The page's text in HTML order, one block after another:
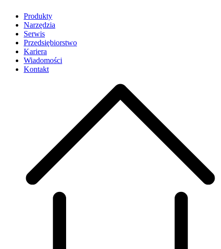
Produkty
Narzędzia
Serwis
Przedsiębiorstwo
Kariera
Wiadomości
Kontakt